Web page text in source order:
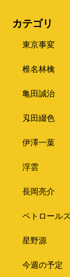
カテゴリ
東京事変
椎名林檎
亀田誠治
刄田綴色
伊澤一葉
浮雲
長岡亮介
ペトロール
星野源
今週の予定